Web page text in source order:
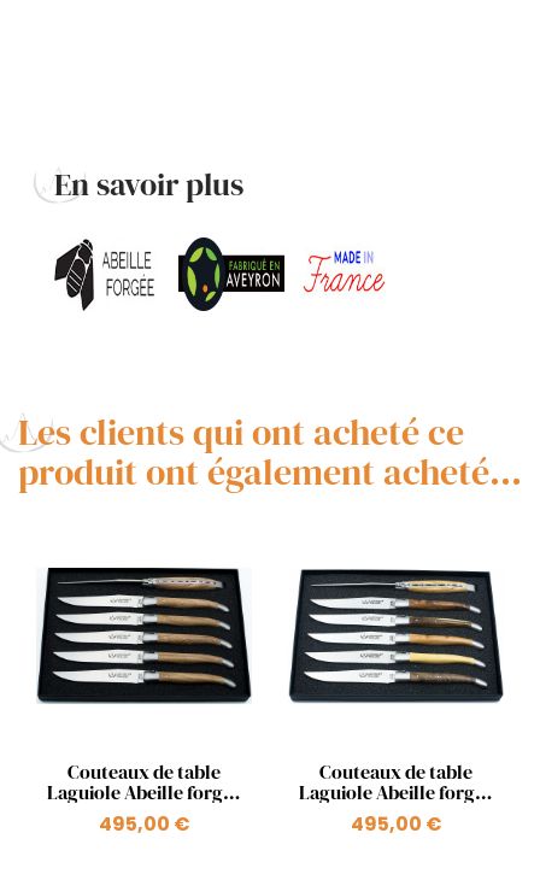
En savoir plus
Les clients qui ont acheté ce
produit ont également acheté...
Aperçu rapide
Couteaux de table
Laguiole Abeille forgée
en olivier
495,00 €
Aperçu rapide
Couteaux de table
Laguiole Abeille forgée
en bois assortis
495,00 €